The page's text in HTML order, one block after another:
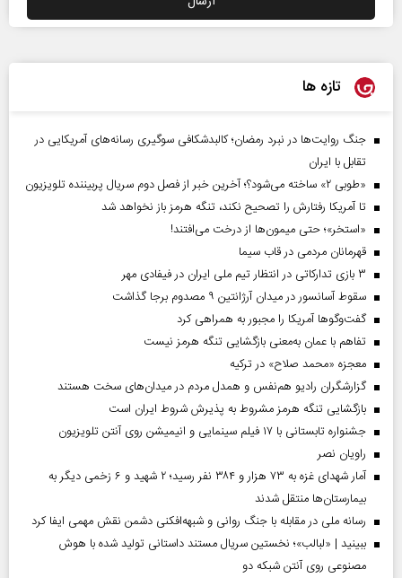
تازه ها
جنگ روایت‌ها در نبرد رمضان؛ کالبدشکافی سوگیری رسانه‌های آمریکایی در
تقابل با ایران
«طوبی ۲» ساخته می‌شود؟؛ آخرین خبر از فصل دوم سریال پربیننده تلویزیون
تا آمریکا رفتارش را تصحیح نکند، تنگه هرمز باز نخواهد شد
«استخر»‌‌؛ حتی میمون‌ها از درخت می‌افتند!
قهرمانان مردمی در قاب سیما
۳ بازی تدارکاتی در انتظار تیم ملی ایران در فیفادی مهر
سقوط آسانسور در میدان آرژانتین ۹ مصدوم برجا گذاشت
گفت‌وگوها آمریکا را مجبور به همراهی کرد
تفاهم با عمان به‌معنی بازگشایی تنگه هرمز نیست
معجزه «محمد صلاح» در ترکیه
گزارشگران رادیو هم‌نفس و همدل مردم در میدان‌های سخت هستند
بازگشایی تنگه هرمز مشروط به پذیرش شروط ایران است
جشنواره تابستانی با ۱۷ فیلم سینمایی و انیمیشن روی آنتن تلویزیون
راویان نصر
آمار شهدای غزه به ۷۳ هزار و ۳۸۴ نفر رسید؛ ۲ شهید و ۶ زخمی دیگر به
بیمارستان‌ها منتقل شدند
رسانه ملی در مقابله با جنگ روانی و شبهه‌افکنی دشمن نقش مهمی ایفا کرد
ببینید | «لبالب»؛ نخستین سریال مستند داستانی تولید شده با هوش
مصنوعی روی آنتن شبکه دو